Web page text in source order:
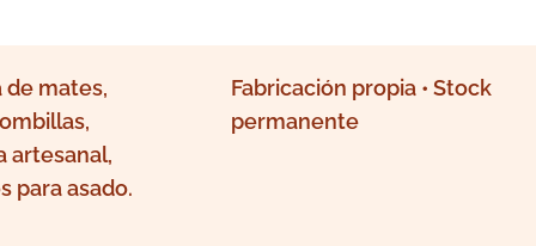
de mates,
artesanal,
para asado.
Fabricación propia • Stock
permanente